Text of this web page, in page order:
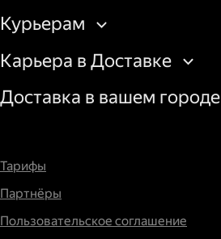
Курьерам
Карьера в Доставке
Доставка в вашем городе
Тарифы
Партнёры
Пользовательское соглашение